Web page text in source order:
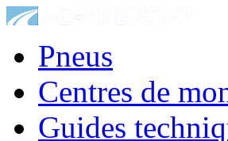
Pneus
Centres de
Guides